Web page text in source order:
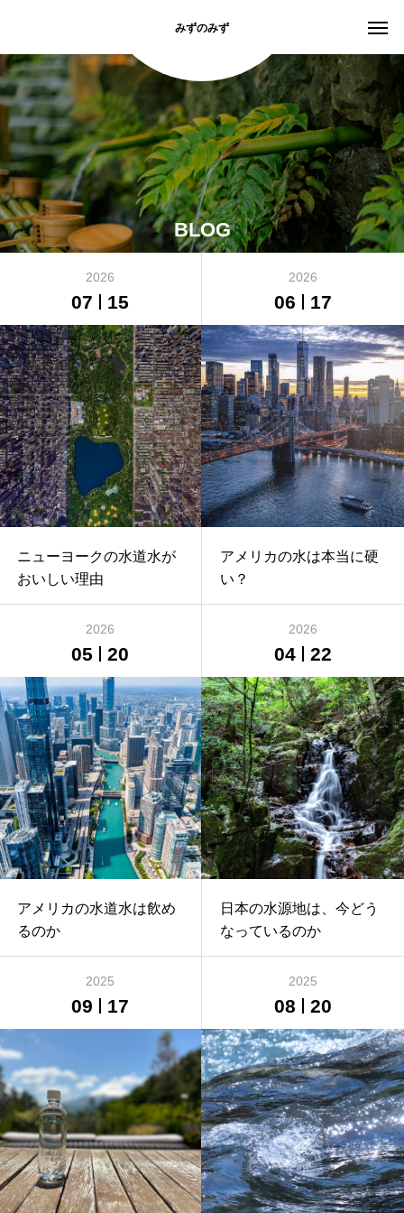
みずのみず
BLOG
2026
07 15
ニューヨークの水道水が
おいしい理由
2026
06 17
アメリカの水は本当に硬
い？
2026
05 20
アメリカの水道水は飲め
るのか
2026
04 22
日本の水源地は、今どう
なっているのか
2025
09 17
2025
08 20